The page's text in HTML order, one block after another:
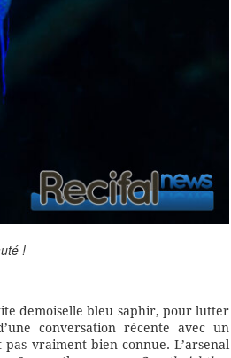
!
demoiselle bleu saphir, pour lutter
conversation récente avec un
vraiment bien connue. L’arsenal